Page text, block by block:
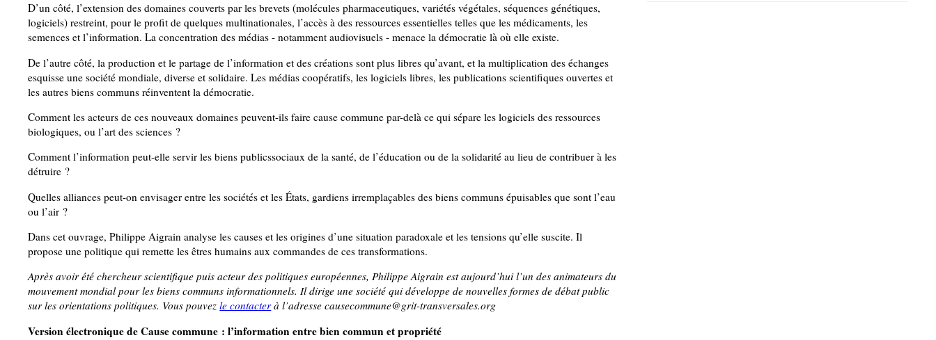
D’un côté, l’extension des domaines couverts par les brevets (molécules pharmaceutiques, variétés végétales, séquences génétiques,
logiciels) restreint, pour le profit de quelques multinationales, l’accès à des ressources essentielles telles que les médicaments, les
semences et l’information. La concentration des médias - notamment audiovisuels - menace la démocratie là où elle existe.
De l’autre côté, la production et le partage de l’information et des créations sont plus libres qu’avant, et la multiplication des échanges
esquisse une société mondiale, diverse et solidaire. Les médias coopératifs, les logiciels libres, les publications scientifiques ouvertes et
les autres biens communs réinventent la démocratie.
Comment les acteurs de ces nouveaux domaines peuvent-ils faire cause commune par-delà ce qui sépare les logiciels des ressources
biologiques, ou l’art des sciences ?
Comment l’information peut-elle servir les biens publicssociaux de la santé, de l’éducation ou de la solidarité au lieu de contribuer à les
détruire ?
Quelles alliances peut-on envisager entre les sociétés et les États, gardiens irremplaçables des biens communs épuisables que sont l’eau
ou l’air ?
Dans cet ouvrage, Philippe Aigrain analyse les causes et les origines d’une situation paradoxale et les tensions qu’elle suscite. Il
propose une politique qui remette les êtres humains aux commandes de ces transformations.
Après avoir été chercheur scientifique puis acteur des politiques européennes, Philippe Aigrain est aujourd’hui l’un des animateurs du
mouvement mondial pour les biens communs informationnels. Il dirige une société qui développe de nouvelles formes de débat public
sur les orientations politiques. Vous pouvezle contacterà l’adresse causecommune@grit-transversales.org
Version électronique de Cause commune : l’information entre bien commun et propriété